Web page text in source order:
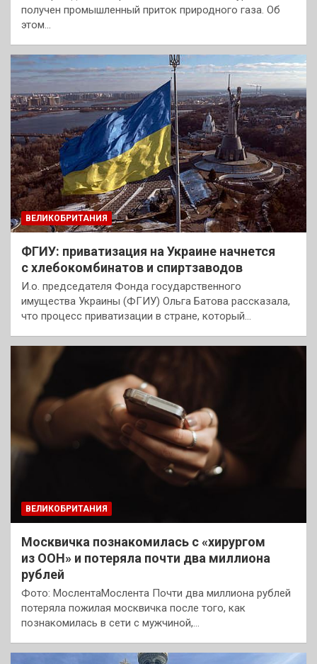
получен промышленный приток природного газа. Об
этом…
ВЕЛИКОБРИТАНИЯ
ФГИУ: приватизация на Украине начнется
с хлебокомбинатов и спиртзаводов
И.о. председателя Фонда государственного
имущества Украины (ФГИУ) Ольга Батова рассказала,
что процесс приватизации в стране, который…
ВЕЛИКОБРИТАНИЯ
Москвичка познакомилась с «хирургом
из ООН» и потеряла почти два миллиона
рублей
Фото: МослентаМослента Почти два миллиона рублей
потеряла пожилая москвичка после того, как
познакомилась в сети с мужчиной,…